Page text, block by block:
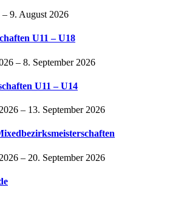
– 9. August 2026
U11 – U18
– 8. September 2026
U11 – U14
– 13. September 2026
– 20. September 2026